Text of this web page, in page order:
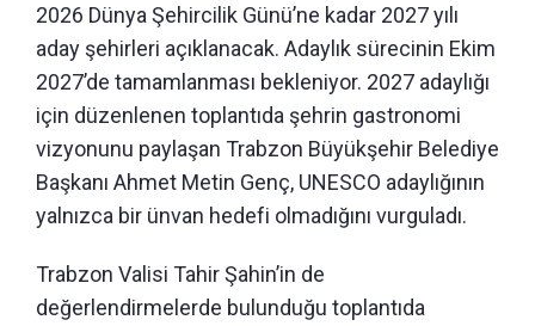
2026 Dünya Şehircilik Günü’ne kadar 2027 yılı
aday şehirleri açıklanacak. Adaylık sürecinin Ekim
2027’de tamamlanması bekleniyor. 2027 adaylığı
için düzenlenen toplantıda şehrin gastronomi
vizyonunu paylaşan Trabzon Büyükşehir Belediye
Başkanı Ahmet Metin Genç, UNESCO adaylığının
yalnızca bir ünvan hedefi olmadığını vurguladı.
Trabzon Valisi Tahir Şahin’in de
değerlendirmelerde bulunduğu toplantıda